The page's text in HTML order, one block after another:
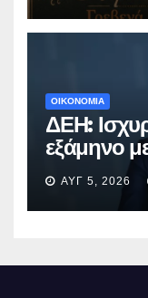
ΟΙΚΟΝΟΜΙΑ
ΔΕΗ:
εξάμηνο
EBITDA
ΑΥΓ 5, 2026